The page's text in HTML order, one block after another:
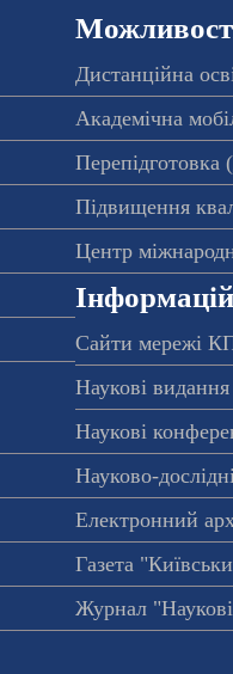
Дистанційна
Академічна
Перепідготовка
Підвищення
Центр
Сайти мережі
Наукові видання
Наукові
Науково-
Електронний
Газета
Журнал